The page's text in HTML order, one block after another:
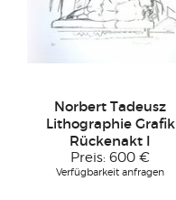
Norbert Tadeusz
Lithographie Grafik
Rückenakt I
Preis: 600 €
Verfügbarkeit anfragen